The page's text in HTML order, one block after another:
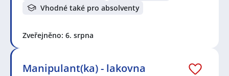
Vhodné také pro absolventy
Zveřejněno: 6. srpna
Manipulant(ka) - lakovna